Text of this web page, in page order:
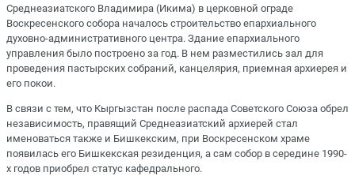
Среднеазиатского Владимира (Икима) в церковной ограде
Воскресенского собора началось строительство епархиального
духовно-административного центра. Здание епархиального
управления было построено за год. В нем разместились зал для
проведения пастырских собраний, канцелярия, приемная архиерея и
его покои.
В связи с тем, что Кыргызстан после распада Советского Союза обрел
независимость, правящий Среднеазиатский архиерей стал
именоваться также и Бишкекским, при Воскресенском храме
появилась его Бишкекская резиденция, а сам собор в середине 1990-
х годов приобрел статус кафедрального.